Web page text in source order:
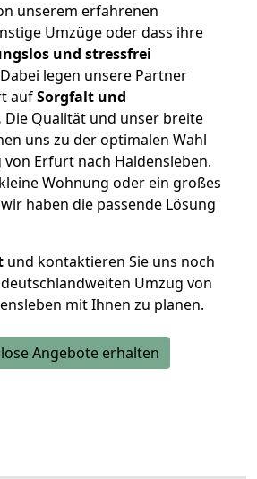
unserem erfahrenen
Umzüge oder dass ihre
und stressfrei
legen unsere Partner
aufSorgfalt und
Die Qualität und unser breite
uns zu der optimalen Wahl
Erfurt nach Haldensleben.
Wohnung oder ein großes
haben die passende Lösung
und kontaktieren Sie uns noch
Umzug von
mit Ihnen zu planen.
Angebote erhalten